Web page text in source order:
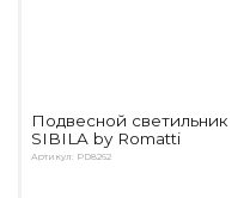
Подвесной светильник
SIBILA by Romatti
Артикул: PD8262